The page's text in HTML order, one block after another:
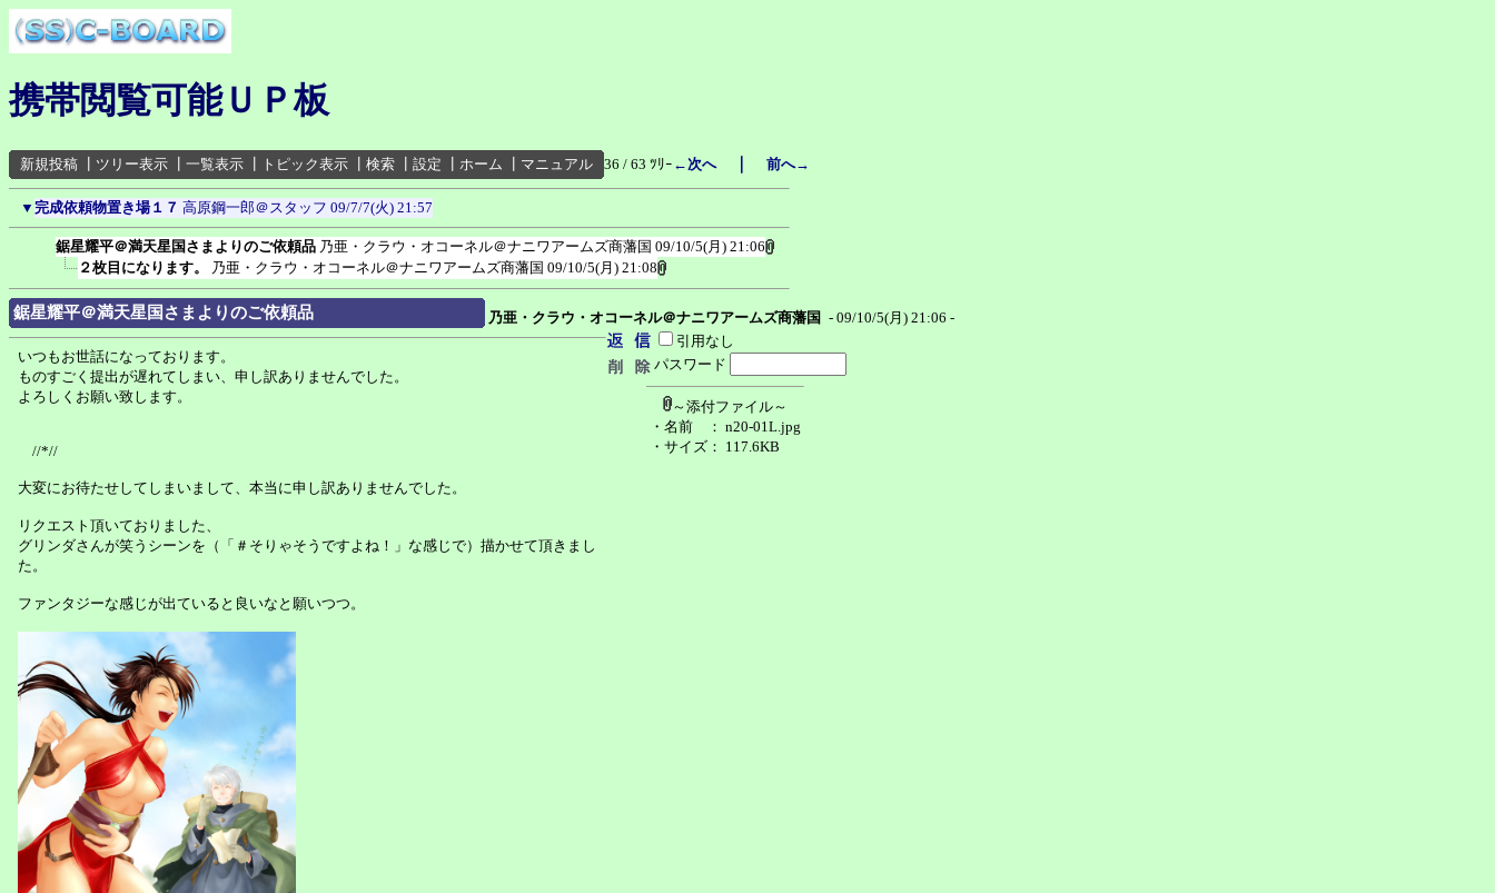
携帯閲覧可能ＵＰ板
新規投稿 ツリー表示 一覧表示 トピック表示 検索 設定 ホーム マニュアル 36 / 63 ﾂﾘｰ ←次へ｜ 前へ→
▼ 完成依頼物置き場１７ 高原鋼一郎＠スタッフ 09/7/7(火) 21:57
鋸星耀平＠満天星国さまよりのご依頼品 乃亜・クラウ・オコーネル＠ナニワアームズ商藩国 09/10/5(月) 21:06
２枚目になります。
乃亜・クラウ・オコーネル＠ナニワアームズ商藩国 09/10/5(月) 21:08
鋸星耀平＠満天星国さまよりのご依頼品 乃亜・クラウ・オコーネル＠ナニワアームズ商藩国 - 09/10/5(月) 21:06 -
引用なし
パスワード
～添付ファイル～
・名前
： n20-01L.jpg
・サイズ ： 117.6KB
いつもお世話になっております。
ものすごく提出が遅れてしまい、申し訳ありませんでした。
よろしくお願い致します。
//*//
大変にお待たせしてしまいまして、本当に申し訳ありませんでした。
リクエスト頂いておりました、
グリンダさんが笑うシーンを（「＃そりゃそうですよね！」な感じで）描かせて頂きまし
た。
ファンタジーな感じが出ていると良いなと願いつつ。